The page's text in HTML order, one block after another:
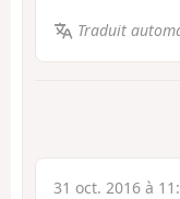
Traduit
31 oct. 2016 à